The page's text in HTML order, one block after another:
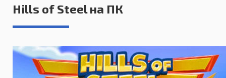
Hills of Steel на ПК